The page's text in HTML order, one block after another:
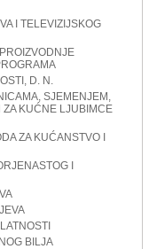
I TELEVIZIJSKOG
D. N.
SJEMENJEM,
KUĆNE LJUBIMCE
ZA KUĆANSTVO I
I
BILJA